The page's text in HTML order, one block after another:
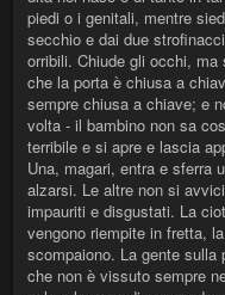
piedi o i genitali, mentre
secchio e dai due
orribili. Chiude gli occhi,
che la porta è chiusa a
sempre chiusa a chiave; e
volta - il bambino non sa
terribile e si apre e lascia
Una, magari, entra e sferra
alzarsi. Le altre non si
impauriti e disgustati. La
vengono riempite in fretta,
scompaiono. La gente sulla
che non è vissuto sempre